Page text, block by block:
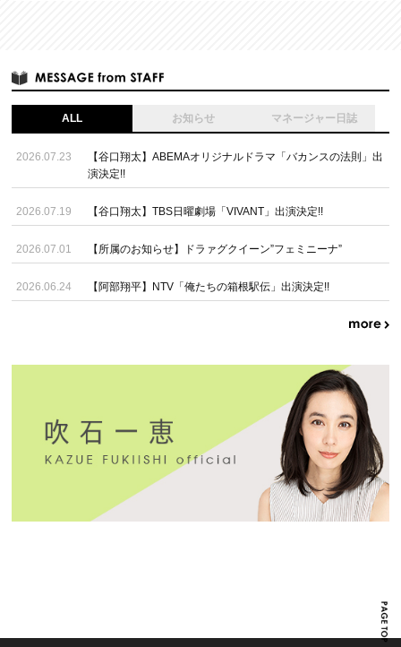
ALL お知らせ マネージャー日誌
2026.07.23
【谷口翔太】ABEMAオリジナルドラマ「バカンスの法則」出
演決定!!
2026.07.19 【谷口翔太】TBS日曜劇場「VIVANT」出演決定!!
2026.07.01 【所属のお知らせ】ドラァグクイーン”フェミニーナ”
2026.06.24 【阿部翔平】NTV「俺たちの箱根駅伝」出演決定!!